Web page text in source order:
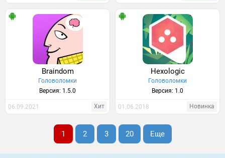
Braindom
Головоломки
Версия: 1.5.0
06.09.2021 Хит
Hexologic
Головоломки
Версия: 1.0
01.06.2018 Новинка
1 2 3 20 Еще